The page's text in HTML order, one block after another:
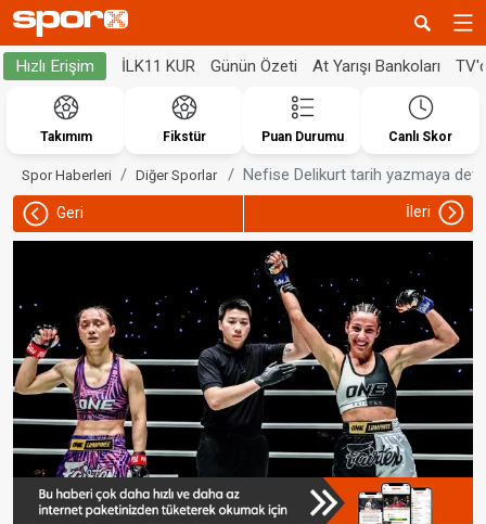
Hızlı Erişim İLK11 KUR Günün Özeti At Yarışı Bankoları
Takımım Fikstür Puan Durumu Canlı Skor
Spor Haberleri Diğer Sporlar Nefise Delikurt tarih yazmaya
Geri İleri